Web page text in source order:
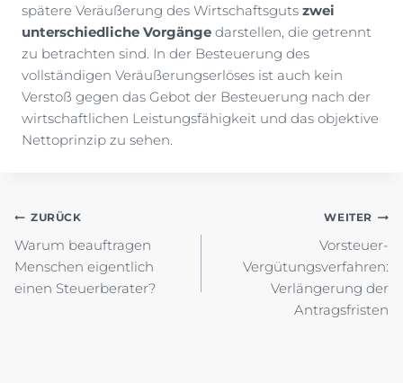
spätere Veräußerung des Wirtschaftsguts zwei
unterschiedliche Vorgänge darstellen, die getrennt
zu betrachten sind. In der Besteuerung des
vollständigen Veräußerungserlöses ist auch kein
Verstoß gegen das Gebot der Besteuerung nach der
wirtschaftlichen Leistungsfähigkeit und das objektive
Nettoprinzip zu sehen.
Beitragsnavigation
ZURÜCK
Warum beauftragen
Menschen eigentlich
einen Steuerberater?
WEITER
Vorsteuer-
Vergütungsverfahren:
Verlängerung der
Antragsfristen